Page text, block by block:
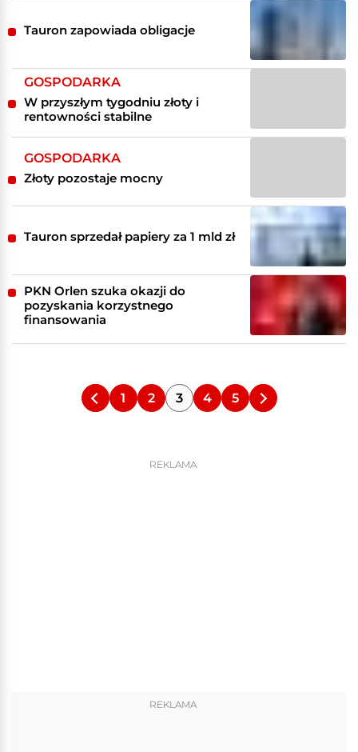
Tauron zapowiada obligacje
GOSPODARKA
W przyszłym tygodniu złoty i
rentowności stabilne
GOSPODARKA
Złoty pozostaje mocny
Tauron sprzedał papiery za 1 mld zł
PKN Orlen szuka okazji do
pozyskania korzystnego
finansowania
1 2 3 4 5
REKLAMA
REKLAMA